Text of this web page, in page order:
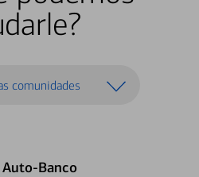
comunidades
Banco